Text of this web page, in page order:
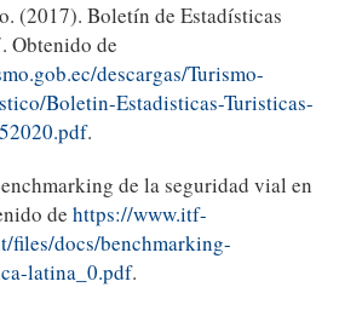
(2017). Boletín de Estadísticas
Obtenido de
descargas/Turismo-
Boletin-Estadisticas-Turisticas-
.
de la seguridad vial en
de https://www.itf-
files/docs/benchmarking-
latina_0.pdf.